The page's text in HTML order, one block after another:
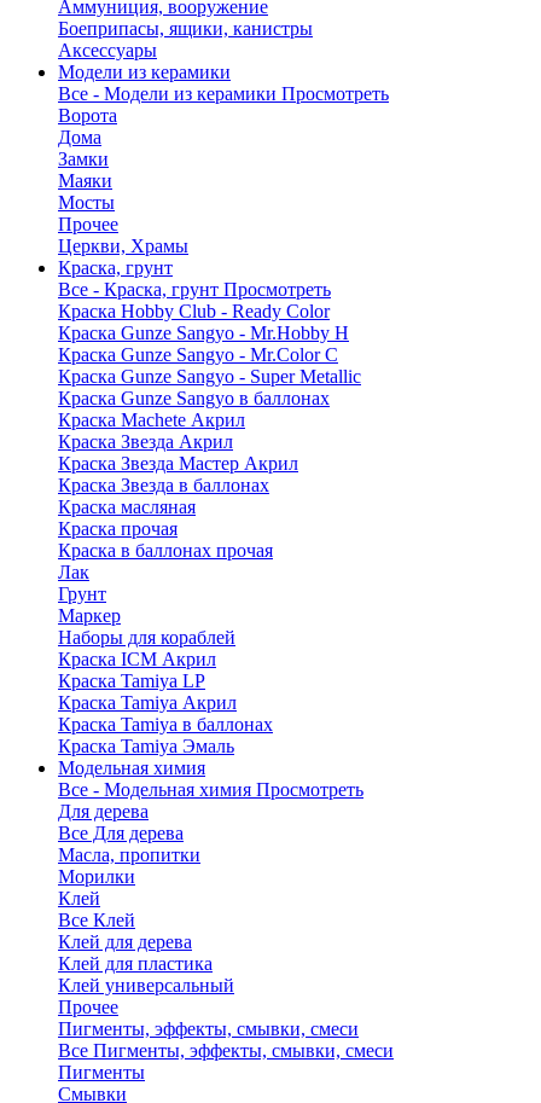
Аммуниция, вооружение
Боеприпасы, ящики, канистры
Аксессуары
Модели из керамики
Все - Модели из керамики Просмотреть
Ворота
Дома
Замки
Маяки
Мосты
Прочее
Церкви, Храмы
Краска, грунт
Все - Краска, грунт Просмотреть
Краска Hobby Club - Ready Color
Краска Gunze Sangyo - Mr.Hobby H
Краска Gunze Sangyo - Mr.Color C
Краска Gunze Sangyo - Super Metallic
Краска Gunze Sangyo в баллонах
Краска Machete Акрил
Краска Звезда Акрил
Краска Звезда Мастер Акрил
Краска Звезда в баллонах
Краска масляная
Краска прочая
Краска в баллонах прочая
Лак
Грунт
Маркер
Наборы для кораблей
Краска ICM Акрил
Краска Tamiya LP
Краска Tamiya Акрил
Краска Tamiya в баллонах
Краска Tamiya Эмаль
Модельная химия
Все - Модельная химия Просмотреть
Для дерева
Все Для дерева
Масла, пропитки
Морилки
Клей
Все Клей
Клей для дерева
Клей для пластика
Клей универсальный
Прочее
Пигменты, эффекты, смывки, смеси
Все Пигменты, эффекты, смывки, смеси
Пигменты
Смывки